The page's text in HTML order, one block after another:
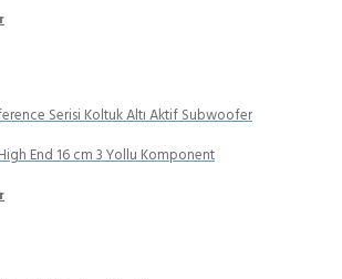
Serisi Koltuk Altı Aktif Subwoofer
High End 16 cm 3 Yollu Komponent